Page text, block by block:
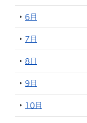
6月
7月
8月
9月
10月